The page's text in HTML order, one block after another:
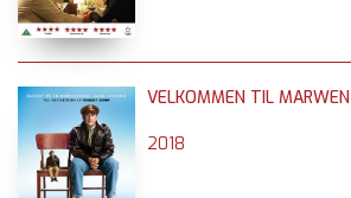
VELKOMMEN TIL MARWEN
2018